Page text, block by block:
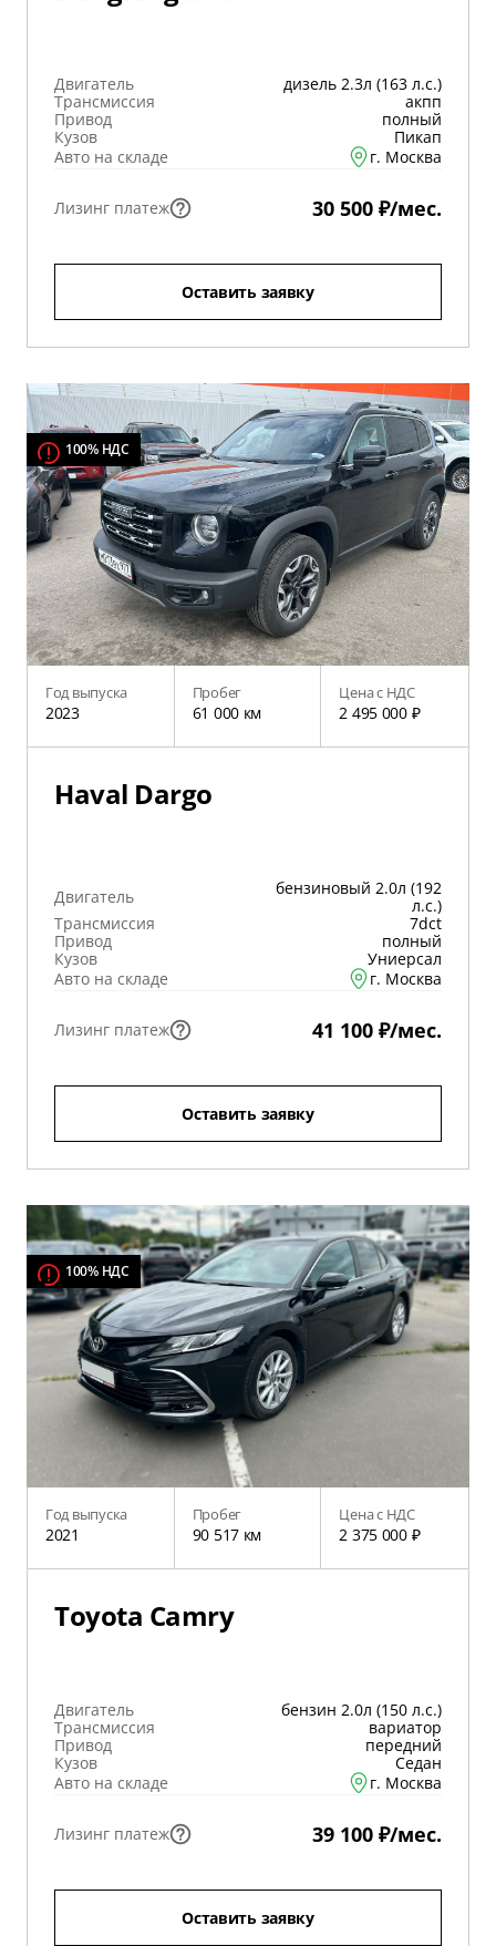
Двигатель
дизель 2.3л (163 л.с.)
Трансмиссия
акпп
Привод
полный
Кузов
Пикап
Авто на складе
г. Москва
Лизинг платеж 30 500 ₽/мес.
Оставить заявку
100% НДС
Год выпуска
2023
Пробег
61 000 км
Цена с НДС
2 495 000 ₽
Haval Dargo
Двигатель
бензиновый 2.0л (192
л.с.)
Трансмиссия
7dct
Привод
полный
Кузов
Униерсал
Авто на складе
г. Москва
Лизинг платеж 41 100 ₽/мес.
Оставить заявку
100% НДС
Год выпуска
2021
Пробег
90 517 км
Цена с НДС
2 375 000 ₽
Toyota Camry
Двигатель
бензин 2.0л (150 л.с.)
Трансмиссия
вариатор
Привод
передний
Кузов
Седан
Авто на складе
г. Москва
Лизинг платеж 39 100 ₽/мес.
Оставить заявку